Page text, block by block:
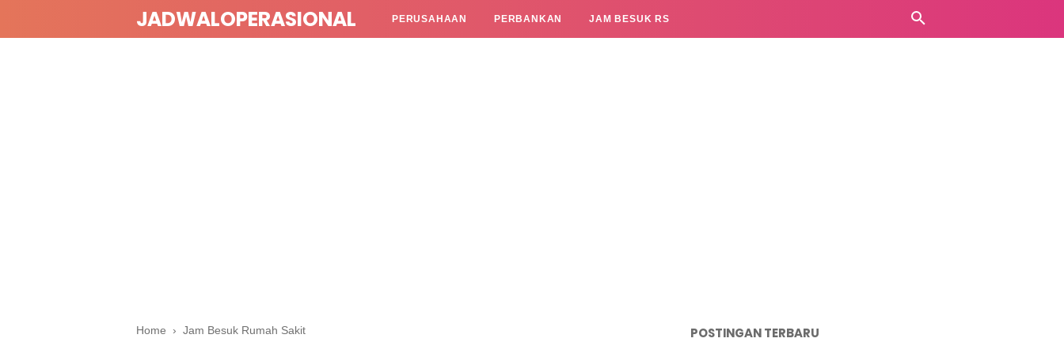
JADWALOPERASIONAL PERUSAHAAN PERBANKAN JAM BESUK RS
Home › Jam Besuk Rumah Sakit POSTINGAN TERBARU